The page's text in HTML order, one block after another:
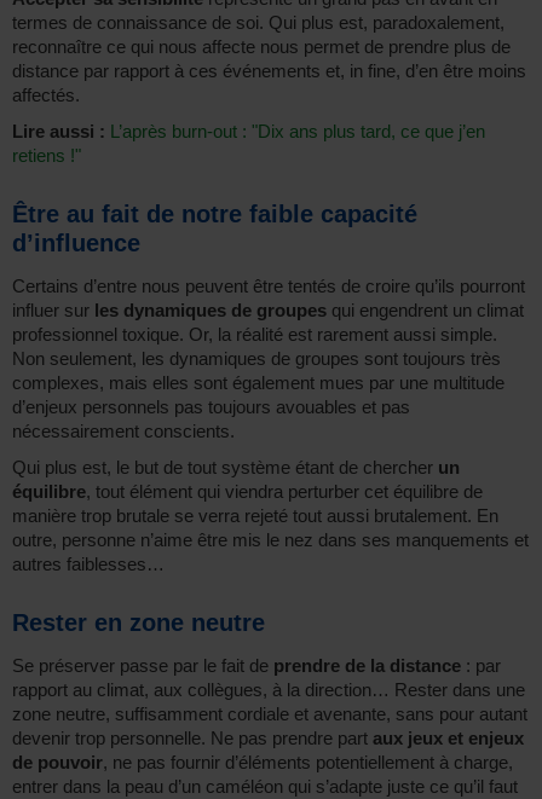
termes de connaissance de soi. Qui plus est, paradoxalement,
reconnaître ce qui nous affecte nous permet de prendre plus de
distance par rapport à ces événements et, in fine, d’en être moins
affectés.
Lire aussi : L’après burn-out : "Dix ans plus tard, ce que j’en
retiens !"
Être au fait de notre faible capacité
d’influence
Certains d’entre nous peuvent être tentés de croire qu’ils pourront
influer sur les dynamiques de groupes qui engendrent un climat
professionnel toxique. Or, la réalité est rarement aussi simple.
Non seulement, les dynamiques de groupes sont toujours très
complexes, mais elles sont également mues par une multitude
d’enjeux personnels pas toujours avouables et pas
nécessairement conscients.
Qui plus est, le but de tout système étant de chercher un
équilibre, tout élément qui viendra perturber cet équilibre de
manière trop brutale se verra rejeté tout aussi brutalement. En
outre, personne n’aime être mis le nez dans ses manquements et
autres faiblesses…
Rester en zone neutre
Se préserver passe par le fait de prendre de la distance : par
rapport au climat, aux collègues, à la direction… Rester dans une
zone neutre, suffisamment cordiale et avenante, sans pour autant
devenir trop personnelle. Ne pas prendre part aux jeux et enjeux
de pouvoir, ne pas fournir d’éléments potentiellement à charge,
entrer dans la peau d’un caméléon qui s’adapte juste ce qu’il faut